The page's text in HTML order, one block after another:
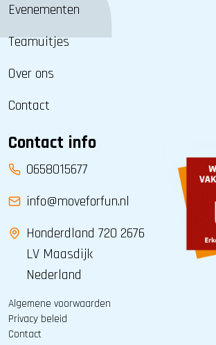
Evenementen
Teamuitjes
Over ons
Contact
Contact info
0658015677
info@moveforfun.nl
Honderdland 720 2676
LV Maasdijk
Nederland
Algemene voorwaarden
Privacy beleid
Contact